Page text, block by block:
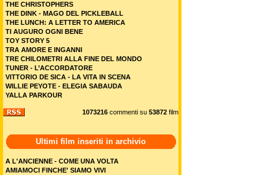
THE CHRISTOPHERS
THE DINK - MAGO DEL PICKLEBALL
THE LUNCH: A LETTER TO AMERICA
TI AUGURO OGNI BENE
TOY STORY 5
TRA AMORE E INGANNI
TRE CHILOMETRI ALLA FINE DEL MONDO
TUNER - L’ACCORDATORE
VITTORIO DE SICA - LA VITA IN SCENA
WILLIE PEYOTE - ELEGIA SABAUDA
YALLA PARKOUR
1073216 commenti su 53872 film
Ultimi film inseriti in archivio
A L'ANCIENNE - COME UNA VOLTA
AMIAMOCI FINCHE' SIAMO VIVI